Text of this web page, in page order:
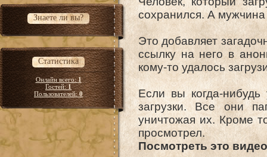
Знаете ли вы?
Статистика
Онлайн всего:1
Гостей:1
Пользователей:0
сохранился. А
Это добавляет
ссылку на него в
кому-то удалось
Если вы когда-
загрузки. Все они
уничтожая их. Кроме
просмотрел.
Посмотреть это